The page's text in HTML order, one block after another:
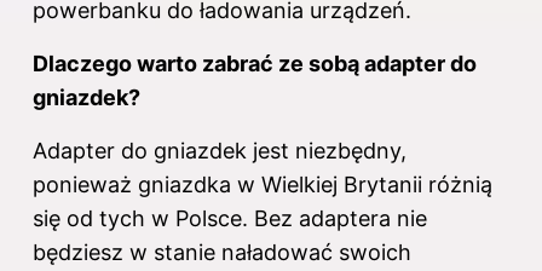
powerbanku do ładowania urządzeń.
Dlaczego warto zabrać ze sobą adapter do
gniazdek?
Adapter do gniazdek jest niezbędny,
ponieważ gniazdka w Wielkiej Brytanii różnią
się od tych w Polsce. Bez adaptera nie
będziesz w stanie naładować swoich